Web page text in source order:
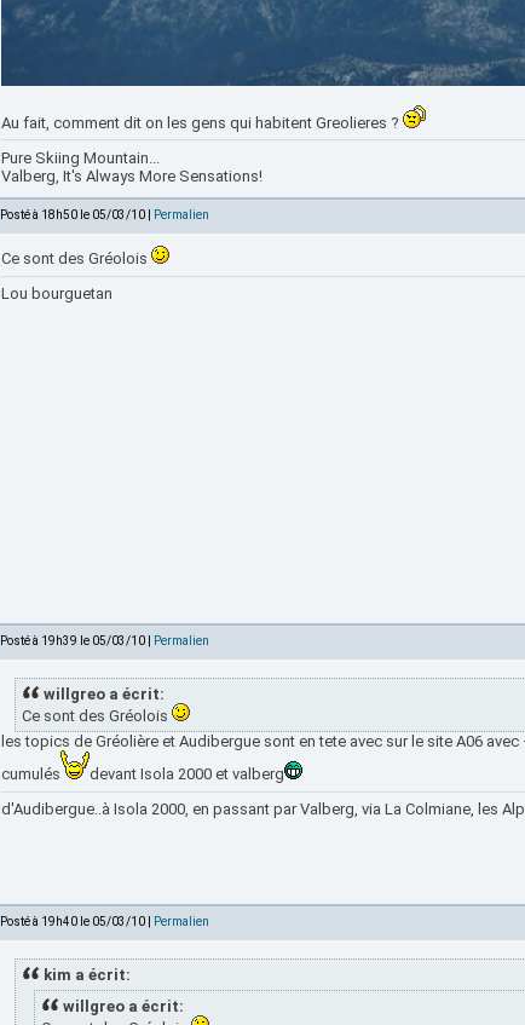
Au fait, comment dit on les gens qui habitent Greolieres ?
Pure Skiing Mountain...
Valberg, It's Always More Sensations!
Posté à 18h50 le 05/03/10 | Permalien
Ce sont des Gréolois
Lou bourguetan
Posté à 19h39 le 05/03/10 | Permalien
willgreo a écrit:
Ce sont des Gréolois
les topics de Gréolière et Audibergue sont en tete avec sur le site A06
cumulés
devant Isola 2000 et valberg
d'Audibergue..à Isola 2000, en passant par Valberg, via La Colmiane, les
Posté à 19h40 le 05/03/10 | Permalien
kim a écrit:
willgreo a écrit: